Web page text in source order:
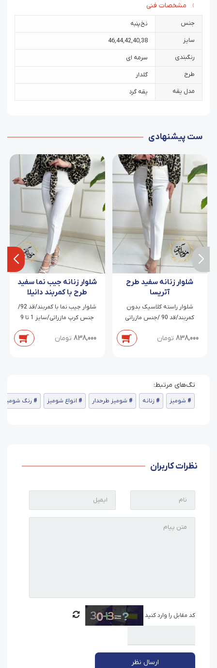
مشخصات فنی
جنس نخ‌پنبه
سایز 38
,
40
,
42
,
44
,
46
رنگبندی سرمه ای
طرح گلدار
مدل یقه یقه گرد
ست پیشنهادی
شلوار زنانه سفید طرح
آتریسا
شلوار راسته کلاسیک بدون
کمربند/قد 90 /جنس مازراتی
838,000 تومان
شلوار زنانه جیب نما سفید
طرح با کمربند دانیلا
شلوار جیب نما با کمربند/قد 92/
جنس کرپ مازراتی/سایز 1 تا 9
838,000 تومان
شومیز زنانه شومیز طرحدار انواع شومیز رنگ شومیز
نظرات کاربران
کد مقابل را وارد کنید
ارسال نظر